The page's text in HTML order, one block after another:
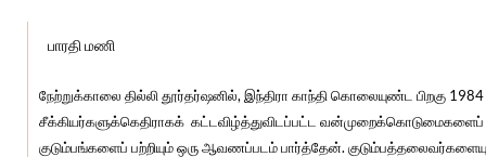
பாரதி மணி
நேற்றுக்காலை தில்லி தூர்தர்ஷனில், இந்திரா காந்தி கொலையுண்ட பிறகு
சீக்கியர்களுக்கெதிராகக் கட்டவிழ்த்துவிடப்பட்ட வன்முறைக்கொடுமைகளைப்
குடும்பங்களைப் பற்றியும் ஒரு ஆவணப்படம் பார்த்தேன்.